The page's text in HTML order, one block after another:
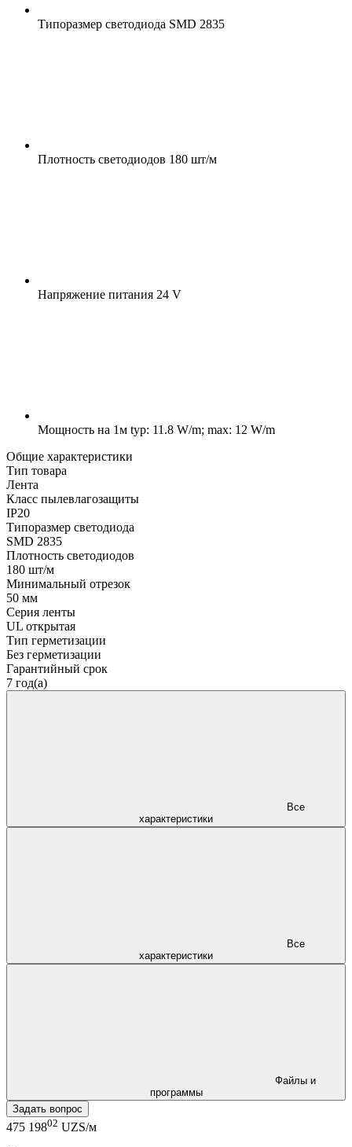
Типоразмер светодиода SMD 2835
Плотность светодиодов 180 шт/м
Напряжение питания 24 V
Мощность на 1м typ: 11.8 W/m; max: 12 W/m
Общие характеристики
Тип товара
Лента
Класс пылевлагозащиты
IP20
Типоразмер светодиода
SMD 2835
Плотность светодиодов
180 шт/м
Минимальный отрезок
50 мм
Серия ленты
UL открытая
Тип герметизации
Без герметизации
Гарантийный срок
7 год(а)
характеристики
характеристики
программы
Задать вопрос
475 19802 UZS/м